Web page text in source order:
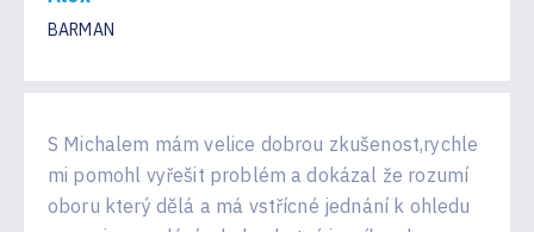
BARMAN
S Michalem mám velice dobrou zkušenost,rychle
mi pomohl vyřešit problém a dokázal že rozumí
oboru který dělá a má vstřícné jednání k ohledu